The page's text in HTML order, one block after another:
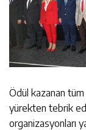
Ödül kazanan tüm
yürekten tebrik
organizasyonları